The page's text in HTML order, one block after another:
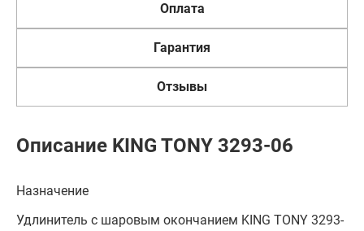
Оплата
Гарантия
Отзывы
Описание KING TONY 3293-06
Назначение
Удлинитель с шаровым окончанием KING TONY 3293-